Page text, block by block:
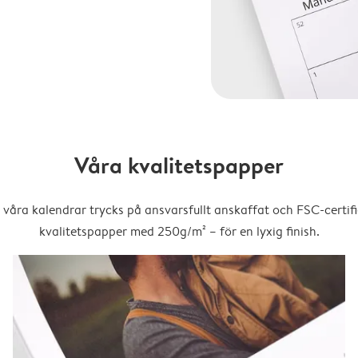
Våra kvalitetspapper
kalendrar trycks på ansvarsfullt anskaffat och FSC-
kvalitetspapper med 250g/m² – för en lyxig finish.